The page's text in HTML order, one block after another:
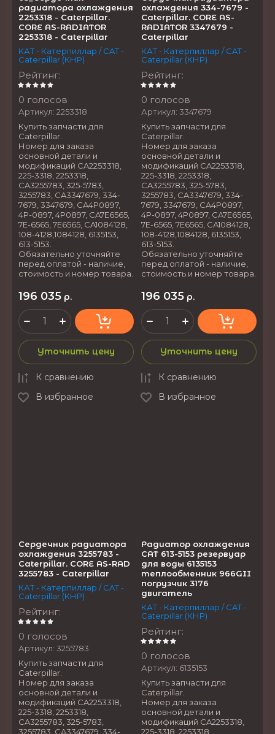
радиатора охлаждения
2253318 - Caterpillar.
CORE AS-RADIATOR
2253318 - Caterpillar
КАТ - Катерпиллар / CAT -
Caterpillar (КНР)
Рейтинг:
0 голосов
Артикул: 2253318
Купить запчасти для
Caterpillar.
Номер для заказа
основной детали и
модификаций CA2253318,
225-3318, 2253318,
CA3255783, 325-5783,
3255783, CA3347679, 334-
7679, 3347679, CA4P0897,
4P-0897, 4P0897, CA7E6565,
7E-6565, 7E6565, CA1084128,
108-4128,1084128, 6135153,
613-5153.
Обязательно уточняйте
перед оплатой - наличие,
стоимость и номер товара.
196 035 р.
Уточнить цену
К сравнению
В избранное
охлаждения 334-7679 -
Caterpillar. CORE AS-
RADIATOR 3347679 -
Caterpillar
КАТ - Катерпиллар / CAT -
Caterpillar (КНР)
Рейтинг:
0 голосов
Артикул: 3347679
Купить запчасти для
Caterpillar.
Номер для заказа
основной детали и
модификаций CA2253318,
225-3318, 2253318,
CA3255783, 325-5783,
3255783, CA3347679, 334-
7679, 3347679, CA4P0897,
4P-0897, 4P0897, CA7E6565,
7E-6565, 7E6565, CA1084128,
108-4128,1084128, 6135153,
613-5153.
Обязательно уточняйте
перед оплатой - наличие,
стоимость и номер товара.
196 035 р.
Уточнить цену
К сравнению
В избранное
Сердечник радиатора
охлаждения 3255783 -
Caterpillar. CORE AS-RAD
3255783 - Caterpillar
КАТ - Катерпиллар / CAT -
Caterpillar (КНР)
Рейтинг:
0 голосов
Артикул: 3255783
Купить запчасти для
Caterpillar.
Номер для заказа
основной детали и
модификаций CA2253318,
225-3318, 2253318,
CA3255783, 325-5783,
3255783, CA3347679, 334-
Радиатор охлаждения
CAT 613-5153 резервуар
для воды 6135153
теплообменник 966GII
погрузчик 3176
двигатель
КАТ - Катерпиллар / CAT -
Caterpillar (КНР)
Рейтинг:
0 голосов
Артикул: 6135153
Купить запчасти для
Caterpillar.
Номер для заказа
основной детали и
модификаций CA2253318,
225-3318, 2253318,